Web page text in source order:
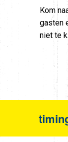
Kom
gasten
niet te